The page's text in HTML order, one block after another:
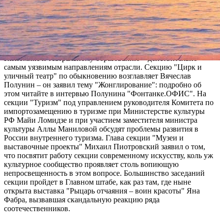
Напомним, что Международный культурный форум
продлится в Петербурге три дня – с 1 по 3 декабря. В его
программе – более 300 мероприятий на трех сотнях площадок.
На форуме будут работать 14 секций. Секцию "Театр"
возглавляет генеральный директор Большого театра России
Владимир Урин, и она нынче будет посвящена театральной
экономике и театральному образованию – действительно
самым уязвимым направлениям отрасли. Секцию "Цирк и
уличный театр" по обыкновению возглавляет Вячеслав
Полунин – он заявил тему "Жонглирование": подробно об
этом читайте в интервью Полунина "Фонтанке.ОФИС". На
секции "Туризм" под управлением руководителя Комитета по
импортозамещению в туризме при Министерстве культуры
РФ Майи Ломидзе и при участием заместителя министра
культуры Аллы Маниловой обсудят проблемы развития в
России внутреннего туризма. Глава секции "Музеи и
выставочные проекты" Михаил Пиотровский заявил о том,
что посвятит работу секции современному искусству, коль уж
культурное сообщество проявляет столь вопиющую
непросвещенность в этом вопросе. Большинство заседаний
секции пройдет в Главном штабе, как раз там, где ныне
открыта выставка "Рыцарь отчаяния – воин красоты" Яна
Фабра, вызвавшая скандальную реакцию ряда
соотечественников.